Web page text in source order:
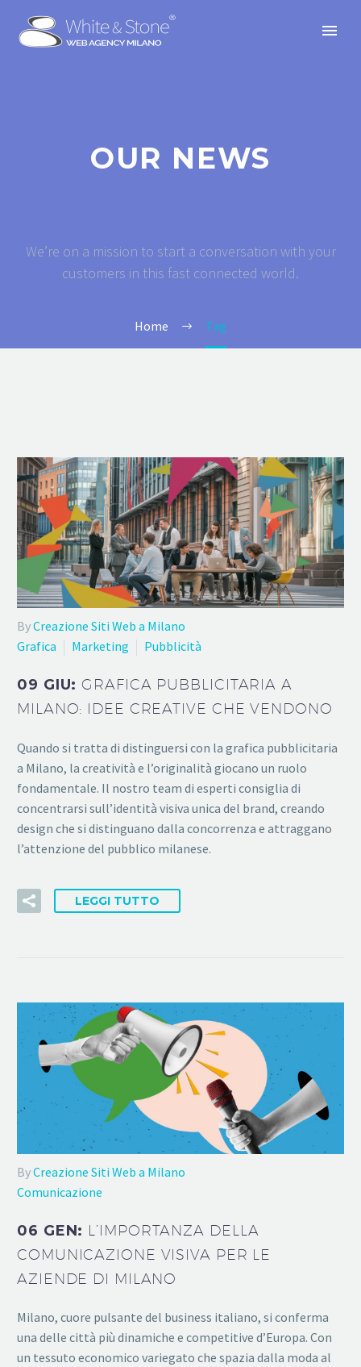
OUR NEWS
We’re on a mission to start a conversation with your
customers in this fast connected world.
Home Tag
ByCreazione Siti Web a Milano
Grafica
Marketing Pubblicità
09 GIU:GRAFICA PUBBLICITARIA A
MILANO: IDEE CREATIVE CHE VENDONO
Quando si tratta di distinguersi con la grafica pubblicitaria
a Milano, la creatività e l’originalità giocano un ruolo
fondamentale. Il nostro team di esperti consiglia di
concentrarsi sull’identità visiva unica del brand, creando
design che si distinguano dalla concorrenza e attraggano
l’attenzione del pubblico milanese.
LEGGI TUTTO
ByCreazione Siti Web a Milano
Comunicazione
06 GEN: L’IMPORTANZA DELLA
COMUNICAZIONE VISIVA PER LE
AZIENDE DI MILANO
Milano, cuore pulsante del business italiano, si conferma
una delle città più dinamiche e competitive d’Europa. Con
un tessuto economico variegato che spazia dalla moda al